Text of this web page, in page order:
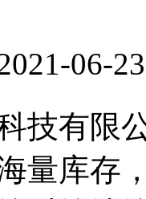
06-23
技有限
量库存